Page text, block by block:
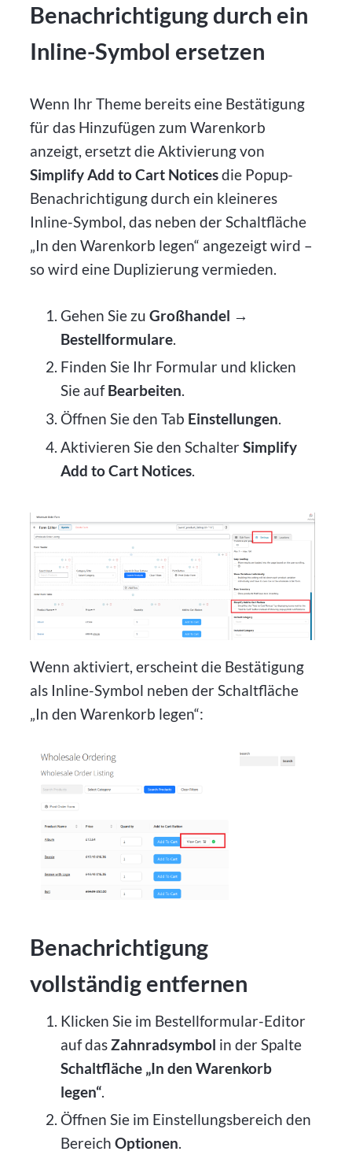
Benachrichtigung durch ein
Inline-Symbol ersetzen
Wenn Ihr Theme bereits eine Bestätigung
für das Hinzufügen zum Warenkorb
anzeigt, ersetzt die Aktivierung von
Simplify Add to Cart Noticesdie Popup-
Benachrichtigung durch ein kleineres
Inline-Symbol, das neben der Schaltfläche
„In den Warenkorb legen“ angezeigt wird –
so wird eine Duplizierung vermieden.
Gehen Sie zu Großhandel →
Bestellformulare.
Finden Sie Ihr Formular und klicken
Sie aufBearbeiten.
Öffnen Sie den Tab Einstellungen.
Aktivieren Sie den SchalterSimplify
Add to Cart Notices.
Wenn aktiviert, erscheint die Bestätigung
als Inline-Symbol neben der Schaltfläche
„In den Warenkorb legen“:
Benachrichtigung
vollständig entfernen
Klicken Sie im Bestellformular-Editor
auf das Zahnradsymbol in der Spalte
Schaltfläche „In den Warenkorb
legen“.
Öffnen Sie im Einstellungsbereich den
Bereich Optionen.